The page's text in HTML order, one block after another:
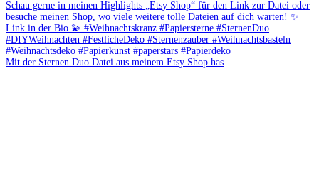
Mit der Sternen Duo Datei aus meinem Etsy Shop has